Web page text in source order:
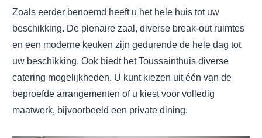
Zoals eerder benoemd heeft u het hele huis tot uw
beschikking. De plenaire zaal, diverse break-out ruimtes
en een moderne keuken zijn gedurende de hele dag tot
uw beschikking. Ook biedt het Toussainthuis diverse
catering mogelijkheden. U kunt kiezen uit één van de
beproefde arrangementen of u kiest voor volledig
maatwerk, bijvoorbeeld een private dining.